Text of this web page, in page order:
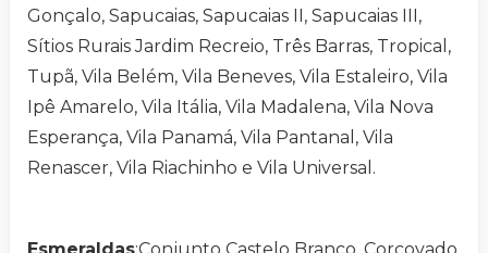
Gonçalo, Sapucaias, Sapucaias II, Sapucaias III,
Sítios Rurais Jardim Recreio, Três Barras, Tropical,
Tupã, Vila Belém, Vila Beneves, Vila Estaleiro, Vila
Ipê Amarelo, Vila Itália, Vila Madalena, Vila Nova
Esperança, Vila Panamá, Vila Pantanal, Vila
Renascer, Vila Riachinho e Vila Universal.